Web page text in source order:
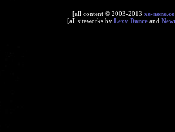
[all content © 2003-2013 xe-
[all siteworks by Lexy Danceand